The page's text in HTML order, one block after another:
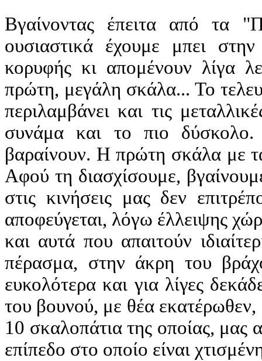
Βγαίνοντας έπειτα από τα
ουσιαστικά έχουμε μπει
κορυφής κι απομένουν λίγα
πρώτη, μεγάλη σκάλα... Το
περιλαμβάνει και τις
συνάμα και το πιο
βαραίνουν. Η πρώτη σκάλα με
Αφού τη διασχίσουμε,
στις κινήσεις μας δεν
αποφεύγεται, λόγω έλλειψης
και αυτά που απαιτούν
πέρασμα, στην άκρη του
ευκολότερα και για λίγες
του βουνού, με θέα
10 σκαλοπάτια της οποίας, μας
επίπεδο στο οποίο είναι